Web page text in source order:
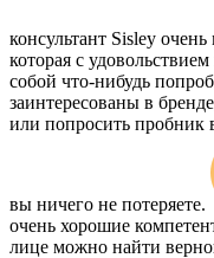
консультант Sisley
которая с
собой что-нибудь
заинтересованы в
или попросить пробник
вы ничего не потеряете.
очень хорошие
лице можно найти